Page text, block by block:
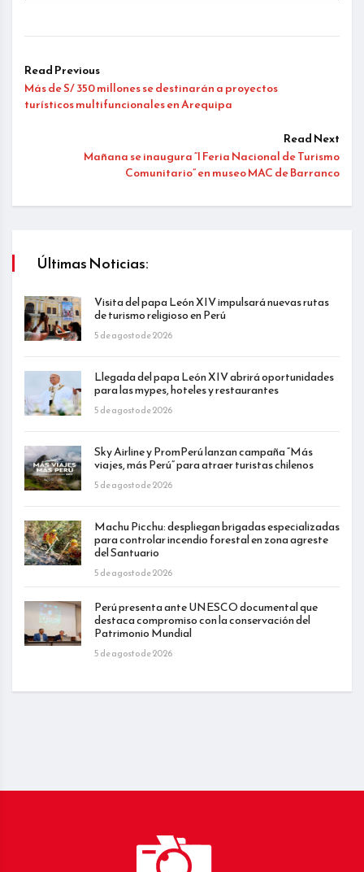
Read Previous
Más de S/ 350 millones se destinarán a proyectos
turísticos multifuncionales en Arequipa
Read Next
Mañana se inaugura “I Feria Nacional de Turismo
Comunitario” en museo MAC de Barranco
Últimas Noticias:
Visita del papa León XIV impulsará nuevas rutas
de turismo religioso en Perú
5 de agosto de 2026
Llegada del papa León XIV abrirá oportunidades
para las mypes, hoteles y restaurantes
5 de agosto de 2026
Sky Airline y PromPerú lanzan campaña “Más
viajes, más Perú” para atraer turistas chilenos
5 de agosto de 2026
Machu Picchu: despliegan brigadas especializadas
para controlar incendio forestal en zona agreste
del Santuario
5 de agosto de 2026
Perú presenta ante UNESCO documental que
destaca compromiso con la conservación del
Patrimonio Mundial
5 de agosto de 2026